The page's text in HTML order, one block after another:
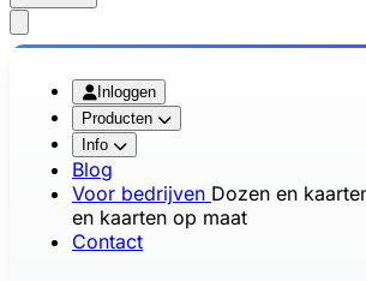
Inloggen
Producten
Info
Blog
Voor bedrijven Dozen en
en kaarten op maat
Contact